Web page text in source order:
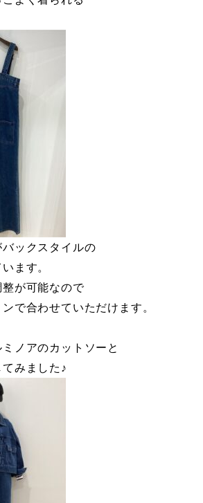
ックスタイルの
ます。
が可能なので
で合わせていただけます。
ノアのカットソーと
みました♪